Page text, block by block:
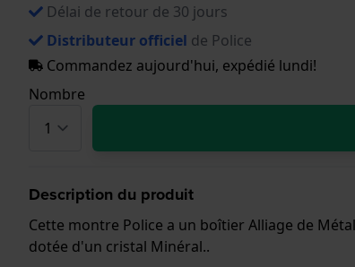
Délai de retour de 30 jours
Distributeur officiel de Police
Commandez aujourd'hui, expédié lundi!
Nombre
Description du produit
Cette montre Police a un boîtier Alliage de
dotée d'un cristal Minéral..